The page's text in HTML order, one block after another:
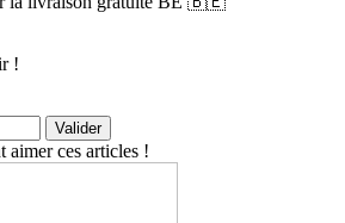
!
Valider
aimer ces articles !